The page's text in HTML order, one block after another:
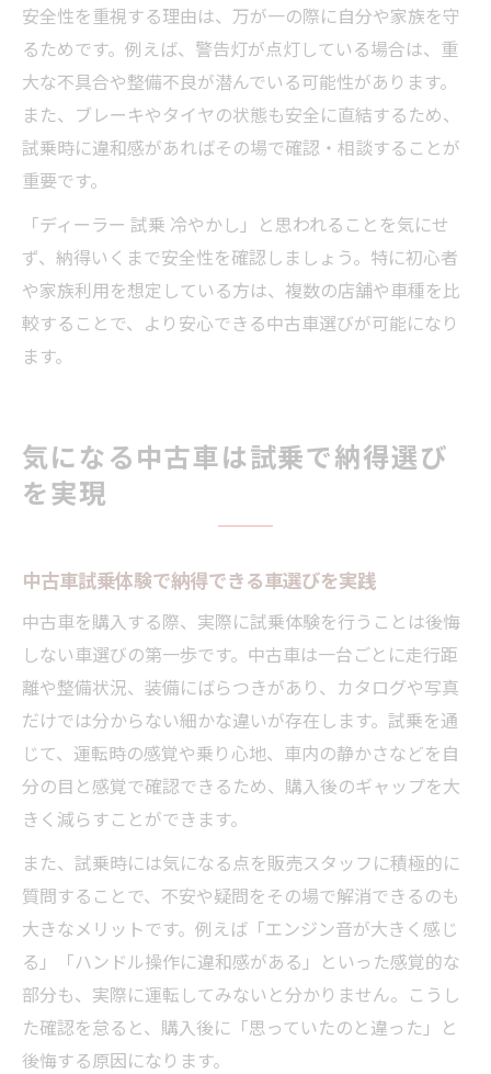
安全性を重視する理由は、万が一の際に自分や家族を守
るためです。例えば、警告灯が点灯している場合は、重
大な不具合や整備不良が潜んでいる可能性があります。
また、ブレーキやタイヤの状態も安全に直結するため、
試乗時に違和感があればその場で確認・相談することが
重要です。
「ディーラー 試乗 冷やかし」と思われることを気にせ
ず、納得いくまで安全性を確認しましょう。特に初心者
や家族利用を想定している方は、複数の店舗や車種を比
較することで、より安心できる中古車選びが可能になり
ます。
気になる中古車は試乗で納得選び
を実現
中古車試乗体験で納得できる車選びを実践
中古車を購入する際、実際に試乗体験を行うことは後悔
しない車選びの第一歩です。中古車は一台ごとに走行距
離や整備状況、装備にばらつきがあり、カタログや写真
だけでは分からない細かな違いが存在します。試乗を通
じて、運転時の感覚や乗り心地、車内の静かさなどを自
分の目と感覚で確認できるため、購入後のギャップを大
きく減らすことができます。
また、試乗時には気になる点を販売スタッフに積極的に
質問することで、不安や疑問をその場で解消できるのも
大きなメリットです。例えば「エンジン音が大きく感じ
る」「ハンドル操作に違和感がある」といった感覚的な
部分も、実際に運転してみないと分かりません。こうし
た確認を怠ると、購入後に「思っていたのと違った」と
後悔する原因になります。